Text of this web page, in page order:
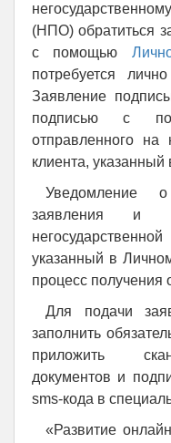
(НПО) обратиться
с помощью
потребуется
Заявление
подписью с
отправленного на
клиента,
Уведомление
заявления и
указанный в
процесс получения
Для подачи
заполнить
приложить
документов и
sms-кода в
«Развитие